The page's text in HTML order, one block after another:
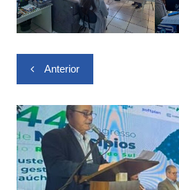
Navegação
de
Post
Anterior